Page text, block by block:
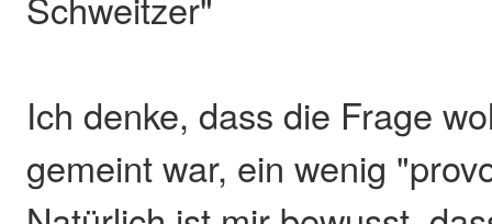
Ich denke, dass die Frage
gemeint war, ein wenig